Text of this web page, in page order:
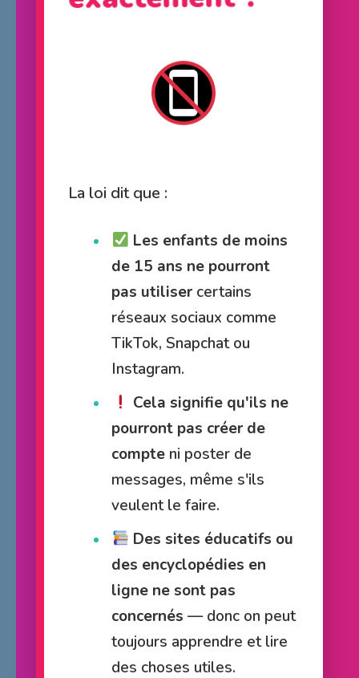
La loi dit que :
Les enfants de moins
de 15 ans ne pourront
pas utiliser certains
réseaux sociaux comme
TikTok, Snapchat ou
Instagram.
Cela signifie qu'ils ne
pourront pas créer de
compte ni poster de
messages, même s'ils
veulent le faire.
Des sites éducatifs ou
des encyclopédies en
ligne ne sont pas
concernés — donc on peut
toujours apprendre et lire
des choses utiles.